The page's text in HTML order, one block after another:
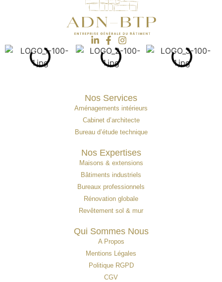
Nos Services
Aménagements intérieurs
Cabinet d’architecte
Bureau d’étude technique
Nos Expertises
Maisons & extensions
Bâtiments industriels
Bureaux professionnels
Rénovation globale
Revêtement sol & mur
Qui Sommes Nous
A Propos
Mentions Légales
Politique RGPD
CGV